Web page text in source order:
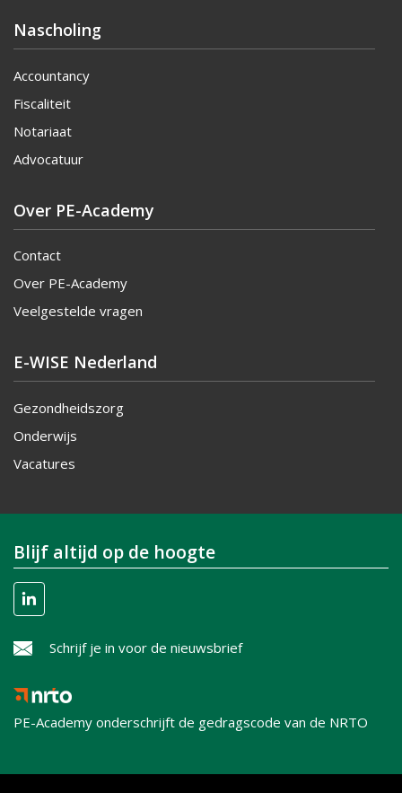
Nascholing
Accountancy
Fiscaliteit
Notariaat
Advocatuur
Over PE-Academy
Contact
Over PE-Academy
Veelgestelde vragen
E-WISE Nederland
Gezondheidszorg
Onderwijs
Vacatures
Blijf altijd op de hoogte
Schrijf je in voor de nieuwsbrief
PE-Academy onderschrijft de gedragscode van de NRTO